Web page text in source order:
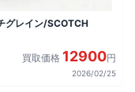
グレイン/SCOTCH
買取価格 12900円
2026/02/25